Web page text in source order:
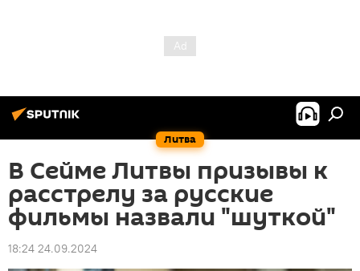
Литва
В Сейме Литвы призывы к
расстрелу за русские
фильмы назвали "шуткой"
18:24 24.09.2024